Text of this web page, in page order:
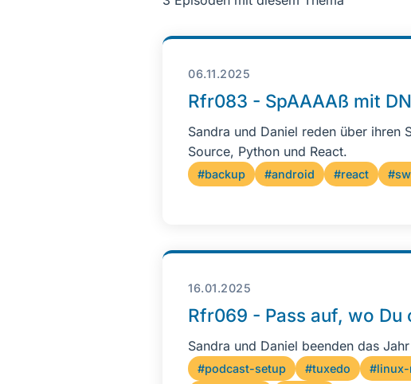
06.11.2025
Rfr083 - SpAAAAß mit
Sandra und Daniel reden über ihren
Source, Python und React.
#backup #android #react
16.01.2025
Rfr069 - Pass auf, wo Du
Sandra und Daniel beenden das
#podcast-setup #tuxedo